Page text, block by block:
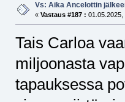
Vs: Aika Ancelottin
« Vastaus #187 : 01.05.2025,
Tais Carloa
miljoonasta
tapauksessa